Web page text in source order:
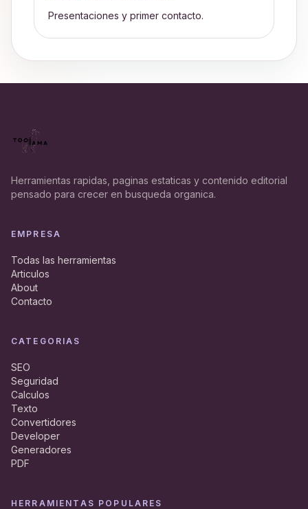
Presentaciones y primer contacto.
Herramientas rapidas, paginas estaticas y contenido editorial
pensado para crecer en busqueda organica.
EMPRESA
Todas las herramientas
Articulos
About
Contacto
CATEGORIAS
SEO
Seguridad
Calculos
Texto
Convertidores
Developer
Generadores
PDF
HERRAMIENTAS POPULARES